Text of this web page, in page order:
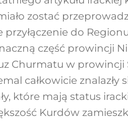
zostać
do
część prowincji
Churmatu w prowincji
całkowicie znalazły
które mają status
Kurdów